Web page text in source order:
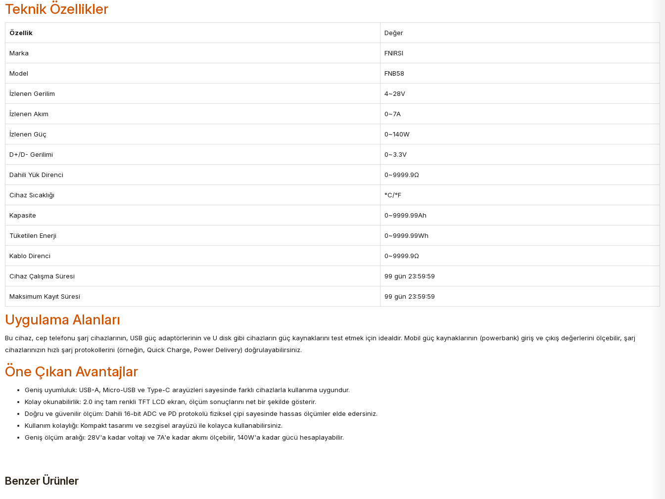
Teknik Özellikler
Özellik Değer
Marka FNIRSI
Model FNB58
İzlenen Gerilim 4~28V
İzlenen Akım 0~7A
İzlenen Güç 0~140W
D+/D- Gerilimi 0~3.3V
Dahili Yük Direnci 0~9999.9Ω
Cihaz Sıcaklığı °C/°F
Kapasite 0~9999.99Ah
Tüketilen Enerji 0~9999.99Wh
Kablo Direnci 0~9999.9Ω
Cihaz Çalışma Süresi 99 gün 23:59:59
Maksimum Kayıt Süresi 99 gün 23:59:59
Uygulama Alanları
Bu cihaz, cep telefonu şarj cihazlarının, USB güç adaptörlerinin ve U disk gibi cihazların güç kaynaklarını test etmek için idealdir. Mobil güç kaynaklarının (powerbank) giriş ve çıkış değerlerini ölçebilir, şarj
cihazlarınızın hızlı şarj protokollerini (örneğin, Quick Charge, Power Delivery) doğrulayabilirsiniz.
Öne Çıkan Avantajlar
Geniş uyumluluk: USB-A, Micro-USB ve Type-C arayüzleri sayesinde farklı cihazlarla kullanıma uygundur.
Kolay okunabilirlik: 2.0 inç tam renkli TFT LCD ekran, ölçüm sonuçlarını net bir şekilde gösterir.
Doğru ve güvenilir ölçüm: Dahili 16-bit ADC ve PD protokolü fiziksel çipi sayesinde hassas ölçümler elde edersiniz.
Kullanım kolaylığı: Kompakt tasarımı ve sezgisel arayüzü ile kolayca kullanabilirsiniz.
Geniş ölçüm aralığı: 28V'a kadar voltajı ve 7A'e kadar akımı ölçebilir, 140W'a kadar gücü hesaplayabilir.
Benzer Ürünler